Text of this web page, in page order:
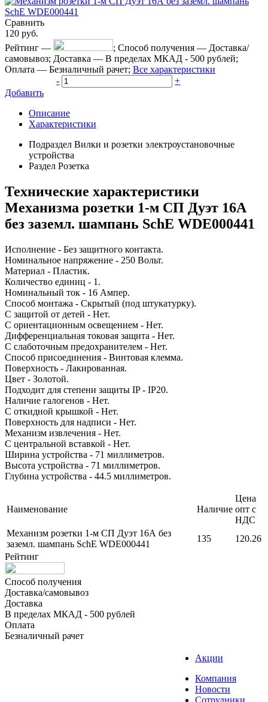
Сравнить
120 руб.
Рейтинг — ; Способ получения — Доставка/
самовывоз; Доставка — В пределах МКАД - 500 рублей;
Оплата — Безналичный рачет; Все характеристики
-
+
Добавить
Описание
Характеристики
Подраздел Вилки и розетки электроустановочные
устройства
Раздел Розетка
Технические характеристики
Механизма розетки 1-м СП Дуэт 16А
без заземл. шампань SchE WDE000441
Исполнение - Без защитного контакта.
Номинальное напряжение - 250 Вольт.
Материал - Пластик.
Количество единиц - 1.
Номинальный ток - 16 Ампер.
Способ монтажа - Скрытый (под штукатурку).
С защитой от детей - Нет.
С ориентационным освещением - Нет.
Дифференциальная токовая защита - Нет.
С слаботочным предохранителем - Нет.
Способ присоединения - Винтовая клемма.
Поверхность - Лакированная.
Цвет - Золотой.
Подходит для степени защиты IP - IP20.
Наличие галогенов - Нет.
С откидной крышкой - Нет.
Поверхность для надписи - Нет.
Механизм извлечения - Нет.
С центральной вставкой - Нет.
Ширина устройства - 71 миллиметров.
Высота устройства - 71 миллиметров.
Глубина устройства - 44.5 миллиметров.
Наименование Наличие
Цена
опт с
НДС
Механизм розетки 1-м СП Дуэт 16А без
заземл. шампань SchE WDE000441
135
120.26
Рейтинг
Способ получения
Доставка/самовывоз
Доставка
В пределах МКАД - 500 рублей
Оплата
Безналичный рачет
Акции
Компания
Новости
Сотрудники